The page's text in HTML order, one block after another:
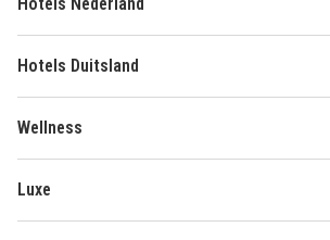
Hotels Nederland
Hotels Duitsland
Wellness
Luxe